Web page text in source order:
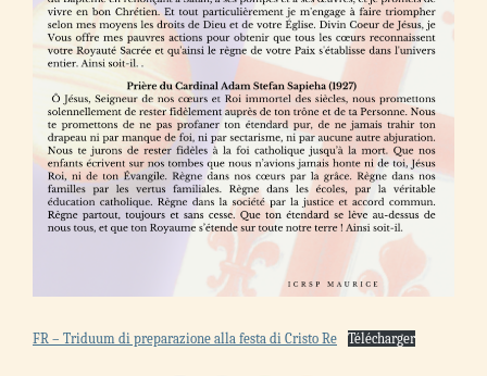
FR – Triduum di preparazione alla festa di Cristo Re Télécharger